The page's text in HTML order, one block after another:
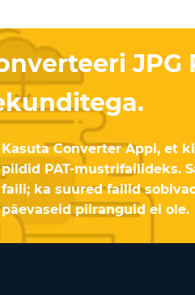
JPG
Kasuta Converter Appi, et
pildid PAT-mustrifailideks.
faili; ka suured failid
päevaseid piiranguid ei ole.